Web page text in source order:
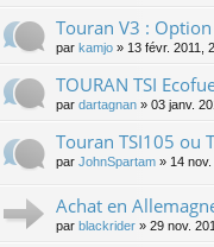
Touran V3 :
par kamjo » 13 févr. 2011,
TOURAN TSI
par dartagnan » 03 janv.
Touran TSI105 ou
par JohnSpartam » 14
Achat en
par blackrider » 29 nov.